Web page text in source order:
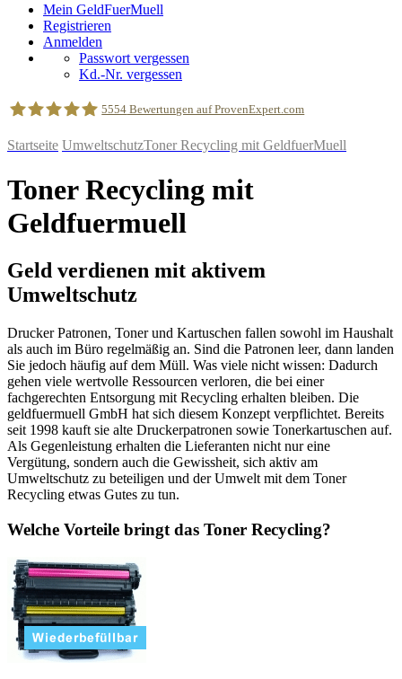
Mein GeldFuerMuell
Registrieren
Anmelden
Passwort vergessen
Kd.-Nr. vergessen
5554 Bewertungen auf ProvenExpert.com
Startseite UmweltschutzToner Recycling mit GeldfuerMuell
Toner Recycling mit
Geldfuermuell
Geld verdienen mit aktivem
Umweltschutz
Drucker Patronen, Toner und Kartuschen fallen sowohl im Haushalt
als auch im Büro regelmäßig an. Sind die Patronen leer, dann landen
Sie jedoch häufig auf dem Müll. Was viele nicht wissen: Dadurch
gehen viele wertvolle Ressourcen verloren, die bei einer
fachgerechten Entsorgung mit Recycling erhalten bleiben. Die
geldfuermuell GmbH hat sich diesem Konzept verpflichtet. Bereits
seit 1998 kauft sie alte Druckerpatronen sowie Tonerkartuschen auf.
Als Gegenleistung erhalten die Lieferanten nicht nur eine
Vergütung, sondern auch die Gewissheit, sich aktiv am
Umweltschutz zu beteiligen und der Umwelt mit dem Toner
Recycling etwas Gutes zu tun.
Welche Vorteile bringt das Toner Recycling?